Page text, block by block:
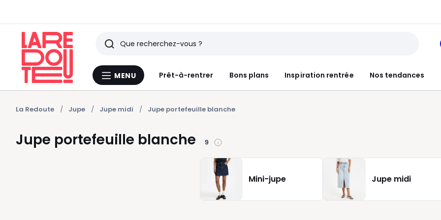
Menu
MENU Prêt-à-rentrer Bons plans Inspiration rentrée Nos tendances
Rechercher
Derniers
articles
vus
La Redoute Jupe Jupe midi Jupe portefeuille blanche
Jupe portefeuille blanche 9
Mini-jupe Jupe midi